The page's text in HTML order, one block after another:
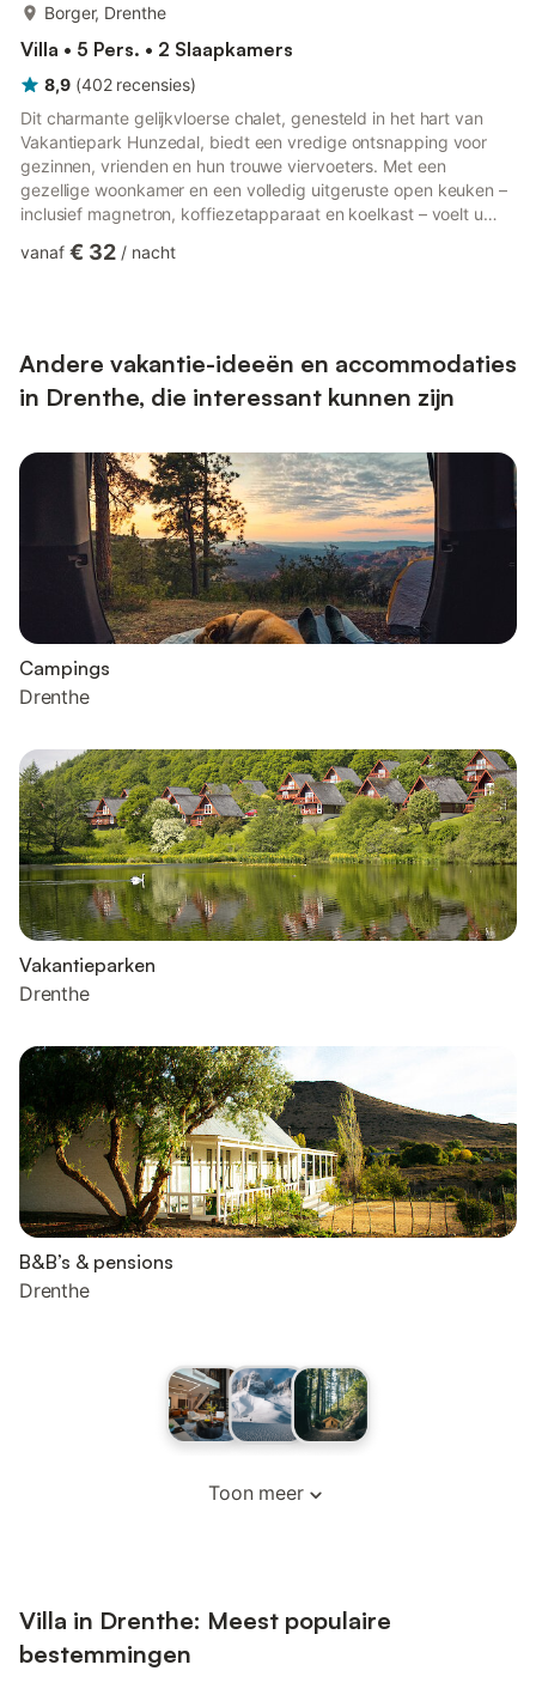
Borger, Drenthe
Villa • 5 Pers. • 2 Slaapkamers
8,9 (402 recensies)
Dit charmante gelijkvloerse chalet, genesteld in het hart van
Vakantiepark Hunzedal, biedt een vredige ontsnapping voor
gezinnen, vrienden en hun trouwe viervoeters. Met een
gezellige woonkamer en een volledig uitgeruste open keuken –
inclusief magnetron, koffiezetapparaat en koelkast – voelt u
slaapkamers: één met een tweepersoonsbed of twee
ochtend, barb...
vanaf € 32 / nacht
Andere vakantie-ideeën en accommodaties
in Drenthe, die interessant kunnen zijn
Campings
Drenthe
Vakantieparken
Drenthe
B&B’s & pensions
Drenthe
Toon meer
Villa in Drenthe: Meest populaire
bestemmingen